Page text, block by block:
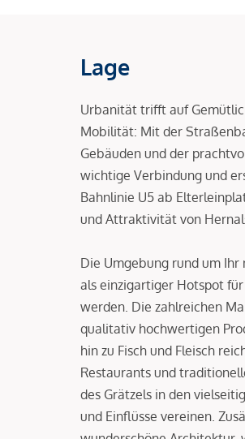
Lage
Urbanität trifft auf
Mobilität: Mit der
Gebäuden und der
wichtige Verbindung und
Bahnlinie U5 ab
und Attraktivität von
Die Umgebung rund um
als einzigartiger Hotspot
werden. Die zahlreichen
qualitativ hochwertigen
hin zu Fisch und Fleisch
Restaurants und
des Grätzels in den
und Einflüsse vereinen.